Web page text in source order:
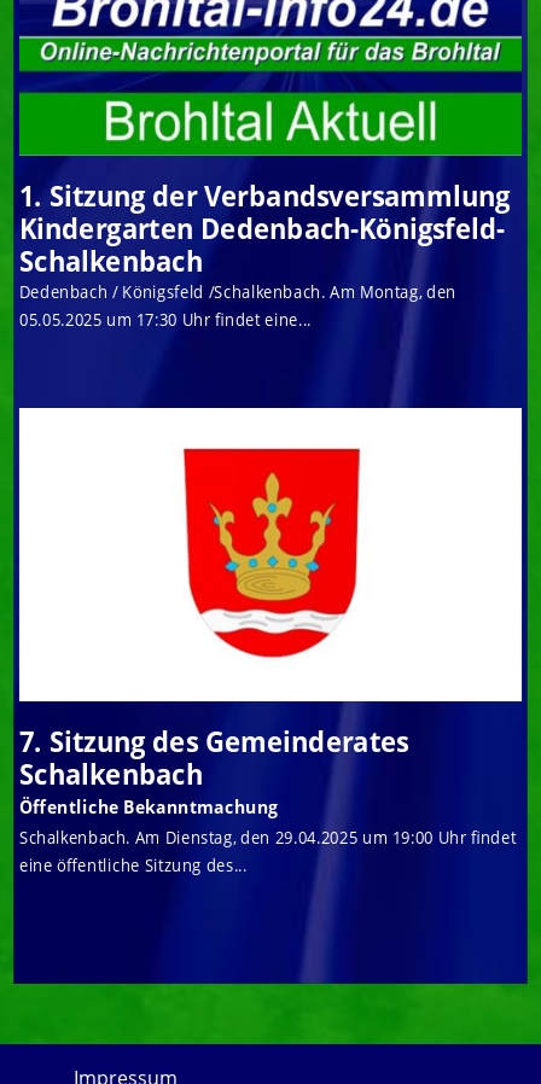
1. Sitzung der Verbandsversammlung
Kindergarten Dedenbach-Königsfeld-
Schalkenbach
Dedenbach / Königsfeld /Schalkenbach. Am Montag, den
05.05.2025 um 17:30 Uhr findet eine...
7. Sitzung des Gemeinderates
Schalkenbach
Öffentliche Bekanntmachung
Schalkenbach. Am Dienstag, den 29.04.2025 um 19:00 Uhr findet
eine öffentliche Sitzung des...
Impressum